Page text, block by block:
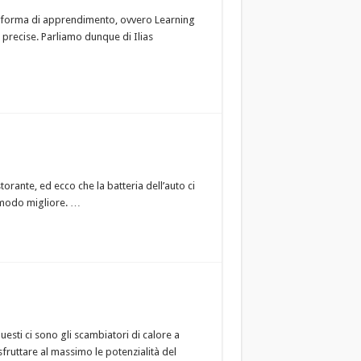
di apprendimento, ovvero Learning
Parliamo dunque di Ilias
ed ecco che la batteria dell’auto ci
migliore. …
ci sono gli scambiatori di calore a
al massimo le potenzialità del